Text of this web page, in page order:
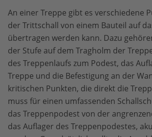
An einer Treppe gibt es verschiedene
der Trittschall von einem Bauteil auf
übertragen werden kann. Dazu
der Stufe auf dem Tragholm der
des Treppenlaufs zum Podest, das
Treppe und die Befestigung an der
kritischen Punkten, die direkt die
muss für einen umfassenden
das Treppenpodest von der
das Auflager des Treppenpodestes,